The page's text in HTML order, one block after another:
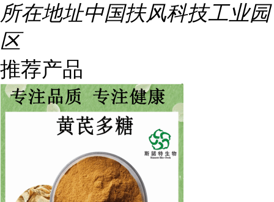
所在地址中国扶风科技工业园
区
推荐产品